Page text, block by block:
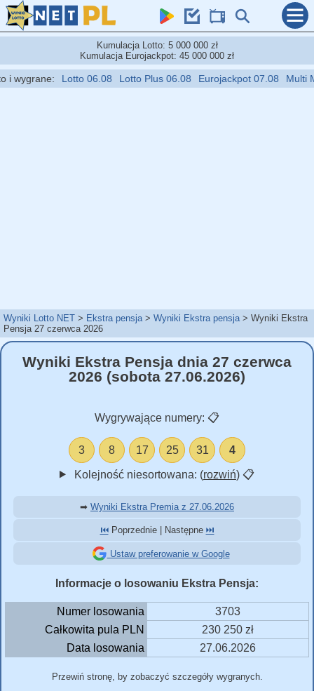
Kumulacja Lotto: 5 000 000 zł
Kumulacja Eurojackpot: 45 000 000 zł
Lotto 06.08 Lotto Plus 06.08 Eurojackpot 07.08 Multi
Wyniki Lotto NET Ekstra pensja Wyniki Ekstra pensja
Wyniki Ekstra
Pensja 27 czerwca 2026
Wyniki Ekstra Pensja dnia 27 czerwca
2026 (sobota 27.06.2026)
Wygrywające numery: 📋
3 8 17 25 31 4
Kolejność niesortowana: (rozwiń) 📋
➡ Wyniki Ekstra Premia z 27.06.2026
⏮️Poprzednie | Następne ⏭️
Ustaw preferowanie w Google
Informacje o losowaniu Ekstra Pensja:
Numer losowania
3703
Całkowita pula PLN
230 250 zł
Data losowania
27.06.2026
Przewiń stronę, by zobaczyć szczegóły wygranych.